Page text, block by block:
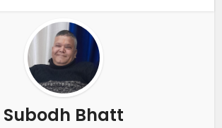
Subodh Bhatt